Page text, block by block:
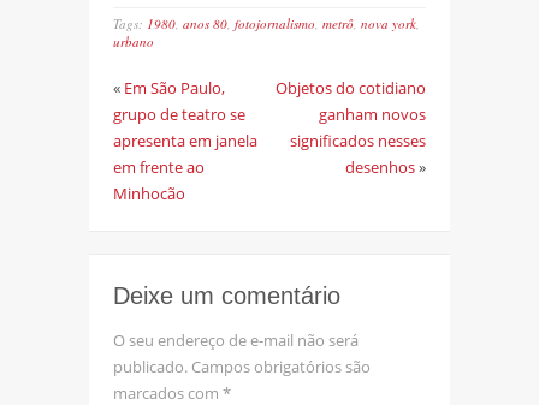
Tags: 1980 anos 80 fotojornalismo metrô nova york
urbano
« Em São Paulo,
grupo de teatro se
apresenta em janela
em frente ao
Minhocão
Objetos do cotidiano
ganham novos
significados nesses
desenhos»
Deixe um comentário
O seu endereço de e-mail não será
publicado. Campos obrigatórios são
marcados com *